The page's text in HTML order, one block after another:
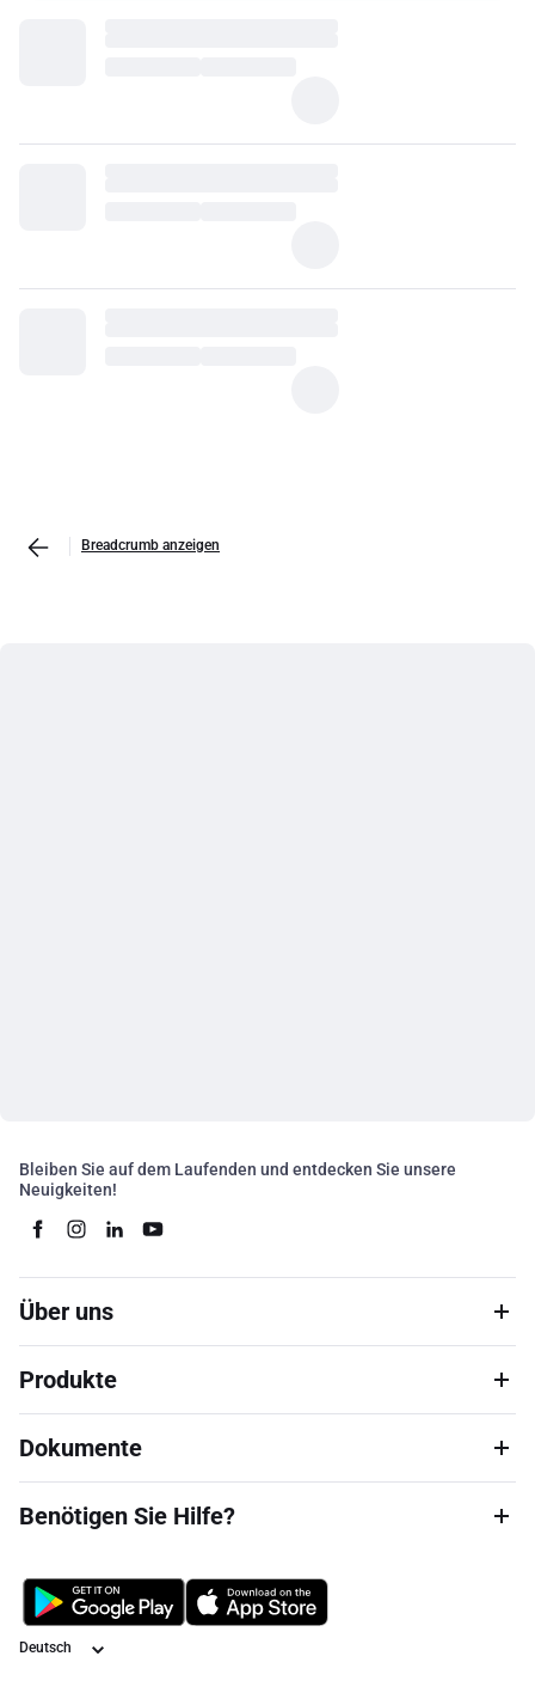
Breadcrumb anzeigen
Bleiben Sie auf dem Laufenden und entdecken Sie unsere
Neuigkeiten!
Über uns
Produkte
Dokumente
Benötigen Sie Hilfe?
Sprache